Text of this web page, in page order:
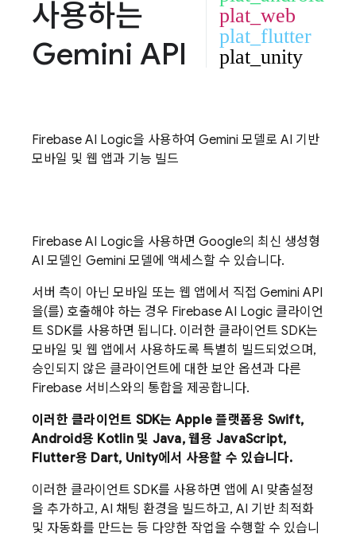
사용하는
Gemini API
plat_web
plat_flutter
plat_unity
Firebase AI Logic을 사용하여 Gemini 모델로 AI 기반
모바일 및 웹 앱과 기능 빌드
Firebase AI Logic을 사용하면 Google의 최신 생성형
AI 모델인 Gemini 모델에 액세스할 수 있습니다.
서버 측이 아닌 모바일 또는 웹 앱에서 직접 Gemini API
을(를) 호출해야 하는 경우 Firebase AI Logic 클라이언
트 SDK를 사용하면 됩니다. 이러한 클라이언트 SDK는
모바일 및 웹 앱에서 사용하도록 특별히 빌드되었으며,
승인되지 않은 클라이언트에 대한 보안 옵션과 다른
Firebase 서비스와의 통합을 제공합니다.
이러한 클라이언트 SDK는 Apple 플랫폼용 Swift,
Android용 Kotlin 및 Java, 웹용 JavaScript,
Flutter용 Dart, Unity에서 사용할 수 있습니다.
이러한 클라이언트 SDK를 사용하면 앱에 AI 맞춤설정
을 추가하고, AI 채팅 환경을 빌드하고, AI 기반 최적화
및 자동화를 만드는 등 다양한 작업을 수행할 수 있습니